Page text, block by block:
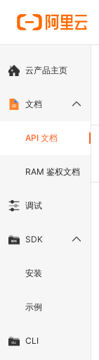
云产品主页
文档
API 文档
RAM 鉴权文档
调试
SDK
安装
示例
CLI